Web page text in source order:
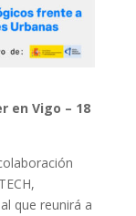
en Vigo – 18
que reunirá a